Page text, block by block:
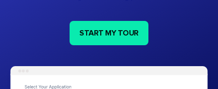
START MY TOUR